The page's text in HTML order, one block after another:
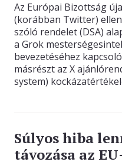
Az Európai Bizottság
(korábban Twitter)
szóló rendelet (DSA)
a Grok
bevezetéséhez
másrészt az X
system)
Súlyos hiba
távozása az